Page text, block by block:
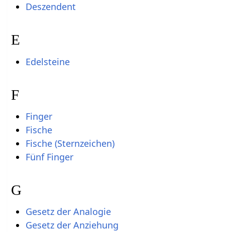
Deszendent
E
Edelsteine
F
Finger
Fische
Fische (Sternzeichen)
Fünf Finger
G
Gesetz der Analogie
Gesetz der Anziehung